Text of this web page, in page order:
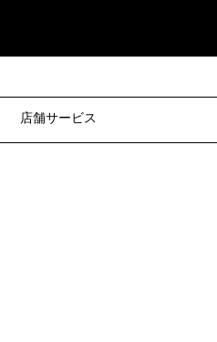
店舗サービス